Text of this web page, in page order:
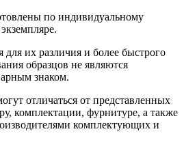
по индивидуальному
их различия и более быстрого
образцов не являются
знаком.
отличаться от представленных
комплектации, фурнитуре, а также
комплектующих и